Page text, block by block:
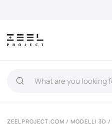
ZEELPROJECT.COM / MODELLI 3D /